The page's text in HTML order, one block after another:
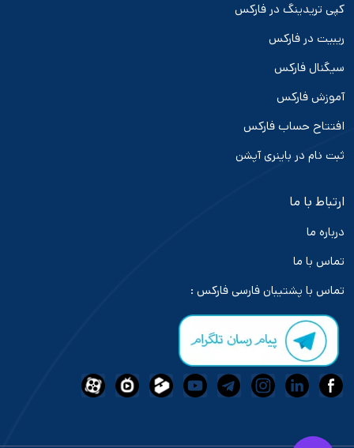
کپی تریدینگ در فارکس
ریبیت در فارکس
سیگنال فارکس
آموزش فارکس
افتتاح حساب فارکس
ثبت نام در باینری آپشن
ارتباط با ما
درباره ما
تماس با ما
تماس با پشتیبان فارسی فارکس :